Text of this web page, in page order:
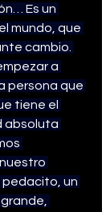
Es un
mundo, que
cambio.
a
persona que
tiene el
absoluta
un